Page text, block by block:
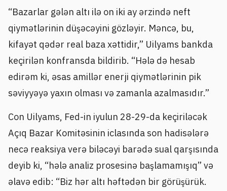
“Bazarlar gələn altı ilə on iki ay ərzində neft
qiymətlərinin düşəcəyini gözləyir. Məncə, bu,
kifayət qədər real baza xəttidir,” Uilyams bankda
keçirilən konfransda bildirib. “Hələ də hesab
edirəm ki, əsas amillər enerji qiymətlərinin pik
səviyyəyə yaxın olması və zamanla azalmasıdır.”
Con Uilyams, Fed-in iyulun 28-29-da keçiriləcək
Açıq Bazar Komitəsinin iclasında son hadisələrə
necə reaksiya verə biləcəyi barədə sual qarşısında
deyib ki, “hələ analiz prosesinə başlamamışıq” və
əlavə edib: “Biz hər altı həftədən bir görüşürük.